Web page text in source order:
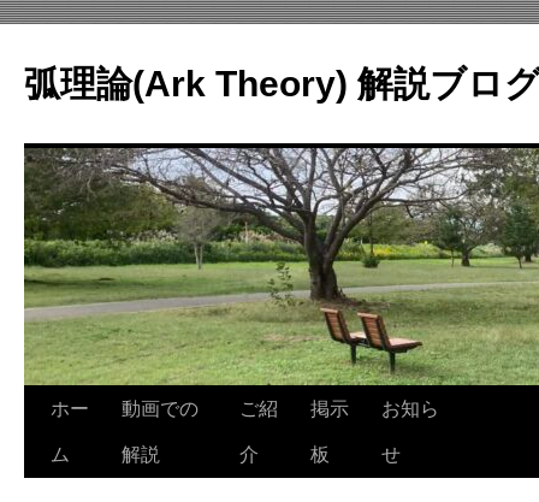
テ
ン
へ
ス
キ
ッ
プ
弧理論(Ark Theory) 解説ブロ
ホー
ム
動画での
解説
ご紹
介
掲示
板
お知ら
せ